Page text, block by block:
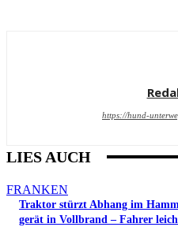
https://hund-
LIES AUCH
FRANKEN
Traktor stürzt Abhang im
gerät in Vollbrand – Fahrer